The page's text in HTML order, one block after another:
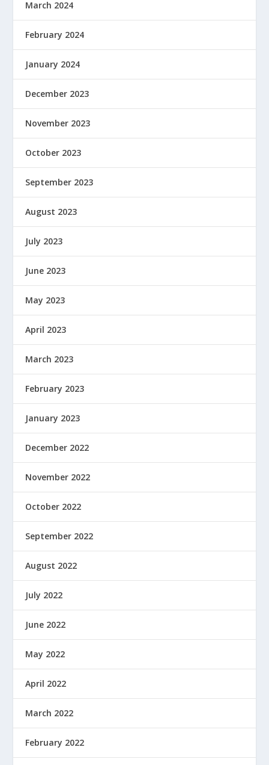
March 2024
February 2024
January 2024
December 2023
November 2023
October 2023
September 2023
August 2023
July 2023
June 2023
May 2023
April 2023
March 2023
February 2023
January 2023
December 2022
November 2022
October 2022
September 2022
August 2022
July 2022
June 2022
May 2022
April 2022
March 2022
February 2022